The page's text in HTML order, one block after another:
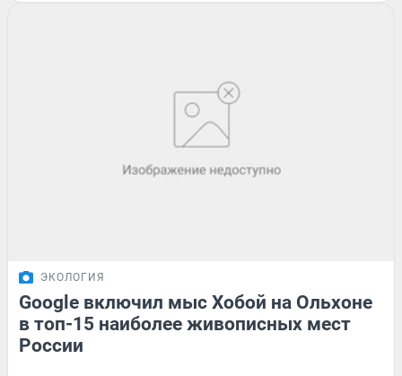
ЭКОЛОГИЯ
Google включил мыс Хобой на Ольхоне
в топ-15 наиболее живописных мест
России